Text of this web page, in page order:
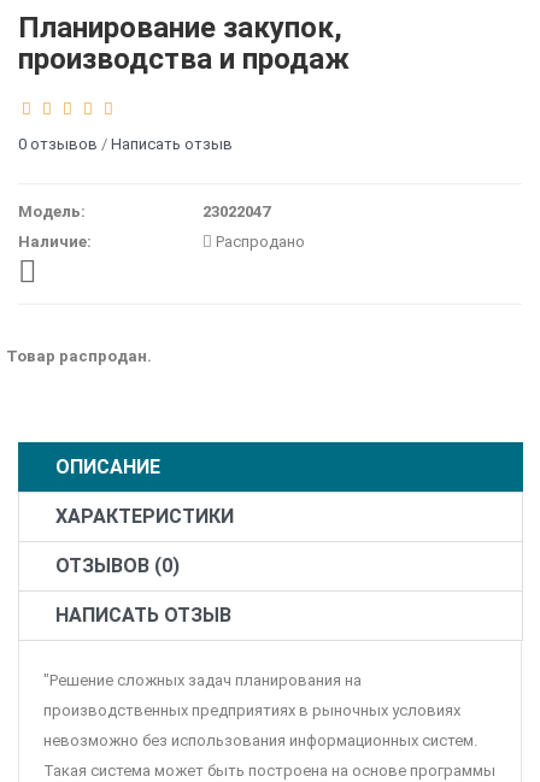
Планирование закупок,
производства и продаж
0 отзывов / Написать отзыв
Модель:
23022047
Наличие:
Распродано
Товар распродан.
ОПИСАНИЕ
ХАРАКТЕРИСТИКИ
ОТЗЫВОВ (0)
НАПИСАТЬ ОТЗЫВ
"Решение сложных задач планирования на
производственных предприятиях в рыночных условиях
невозможно без использования информационных систем.
Такая система может быть построена на основе программы